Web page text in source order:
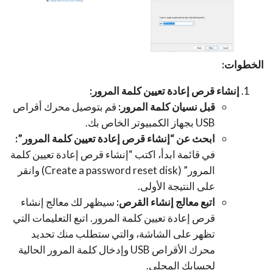
الخطوات:
إنشاء قرص إعادة تعيين كلمة المرور:
قبل نسيان كلمة المرور: قم بتوصيل محرك أقراص
USB بجهاز الكمبيوتر الخاص بك.
ابحث عن “إنشاء قرص إعادة تعيين كلمة المرور”:
في قائمة ابدأ، اكتب “إنشاء قرص إعادة تعيين كلمة
المرور” (Create a password reset disk) وانقر
على النتيجة الأولى.
اتبع معالج إنشاء القرص: سيظهر لك معالج إنشاء
قرص إعادة تعيين كلمة المرور. اتبع التعليمات التي
تظهر على الشاشة، والتي ستطلب منك تحديد
محرك الأقراص USB وإدخال كلمة المرور الحالية
لحسابك المحلي.